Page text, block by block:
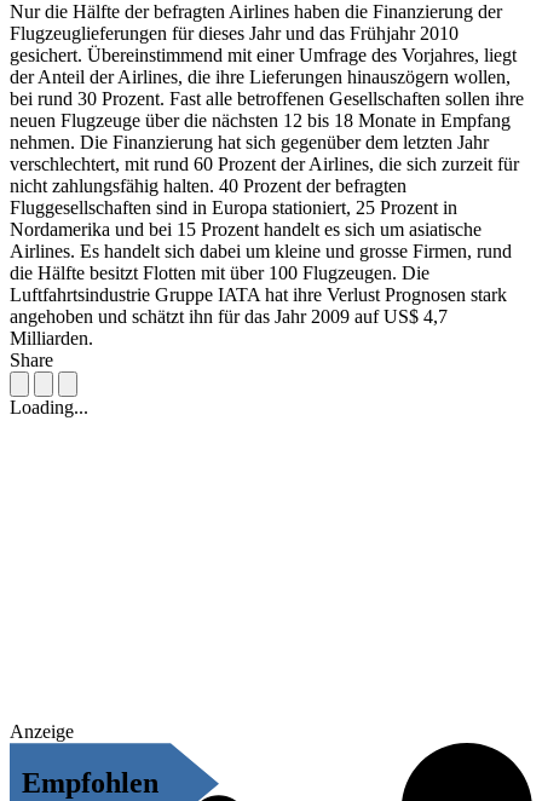
Nur die Hälfte der befragten Airlines haben die Finanzierung der
Flugzeuglieferungen für dieses Jahr und das Frühjahr 2010
gesichert. Übereinstimmend mit einer Umfrage des Vorjahres, liegt
der Anteil der Airlines, die ihre Lieferungen hinauszögern wollen,
bei rund 30 Prozent. Fast alle betroffenen Gesellschaften sollen ihre
neuen Flugzeuge über die nächsten 12 bis 18 Monate in Empfang
nehmen. Die Finanzierung hat sich gegenüber dem letzten Jahr
verschlechtert, mit rund 60 Prozent der Airlines, die sich zurzeit für
nicht zahlungsfähig halten. 40 Prozent der befragten
Fluggesellschaften sind in Europa stationiert, 25 Prozent in
Nordamerika und bei 15 Prozent handelt es sich um asiatische
Airlines. Es handelt sich dabei um kleine und grosse Firmen, rund
die Hälfte besitzt Flotten mit über 100 Flugzeugen. Die
Luftfahrtsindustrie Gruppe IATA hat ihre Verlust Prognosen stark
angehoben und schätzt ihn für das Jahr 2009 auf US$ 4,7
Milliarden.
Share
Loading...
Anzeige
Empfohlen